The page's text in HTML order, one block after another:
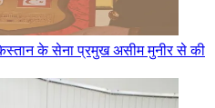
के सेना प्रमुख असीम मुनीर से की